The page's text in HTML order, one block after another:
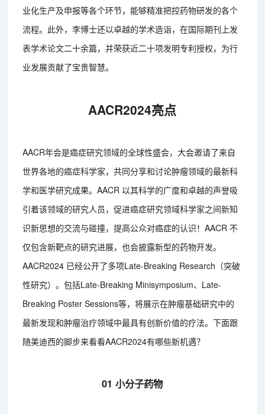
业化生产及申报等各个环节，能够精准把控药物研发的各个
流程。此外，李博士还以卓越的学术造诣，在国际期刊上发
表学术论文二十余篇，并荣获近二十项发明专利授权，为行
业发展贡献了宝贵智慧。
AACR2024亮点
AACR年会是癌症研究领域的全球性盛会，大会邀请了来自
世界各地的癌症科学家，共同分享和讨论肿瘤领域的最新科
学和医学研究成果。AACR 以其科学的广度和卓越的声誉吸
引着该领域的研究人员，促进癌症研究领域科学家之间新知
识新思想的交流与碰撞，提高公众对癌症的认识！AACR 不
仅包含新靶点的研究进展，也会披露新型的药物开发。
AACR2024 已经公开了多项Late-Breaking Research（突破
性研究）。包括Late-Breaking Minisymposium、Late-
Breaking Poster Sessions等，将展示在肿瘤基础研究中的
最新发现和肿瘤治疗领域中最具有创新价值的疗法。下面跟
随美迪西的脚步来看看AACR2024有哪些新机遇？
01 小分子药物